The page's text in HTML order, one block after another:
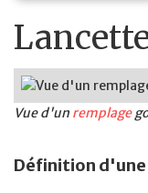
Vue d'un remplage
Définition